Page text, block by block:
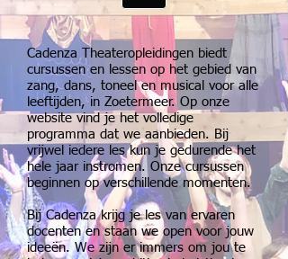
Cadenza Theateropleidingen biedt
cursussen en lessen op het gebied van
zang, dans, toneel en musical voor alle
leeftijden, in Zoetermeer. Op onze
website vind je het volledige
programma dat we aanbieden. Bij
vrijwel iedere les kun je gedurende het
hele jaar instromen. Onze cursussen
beginnen op verschillende momenten.
Bij Cadenza krijg je les van ervaren
docenten en staan we open voor jouw
ideeën. We zijn er immers om jou te